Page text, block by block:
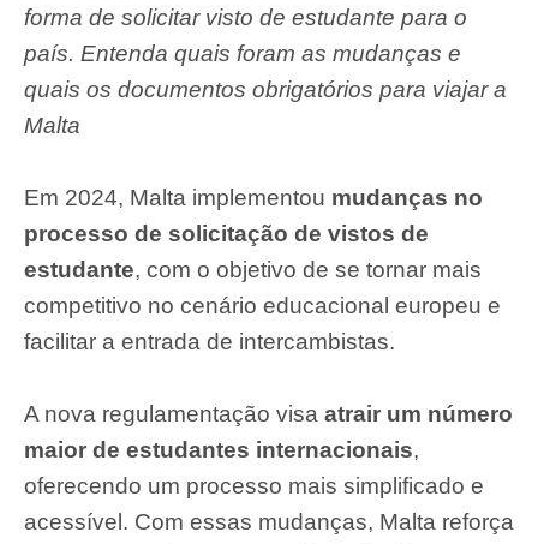
forma de solicitar visto de estudante para o
país. Entenda quais foram as mudanças e
quais os documentos obrigatórios para viajar a
Malta
Em 2024, Malta implementou mudanças no
processo de solicitação de vistos de
estudante, com o objetivo de se tornar mais
competitivo no cenário educacional europeu e
facilitar a entrada de intercambistas.
A nova regulamentação visa atrair um número
maior de estudantes internacionais,
oferecendo um processo mais simplificado e
acessível. Com essas mudanças, Malta reforça